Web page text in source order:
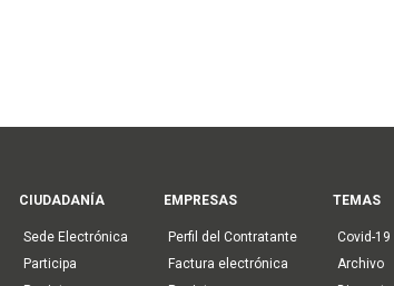
CIUDADANÍA
Sede Electrónica
Participa
EMPRESAS
Perfil del Contratante
Factura electrónica
TEMAS
Covid-19
Archivo